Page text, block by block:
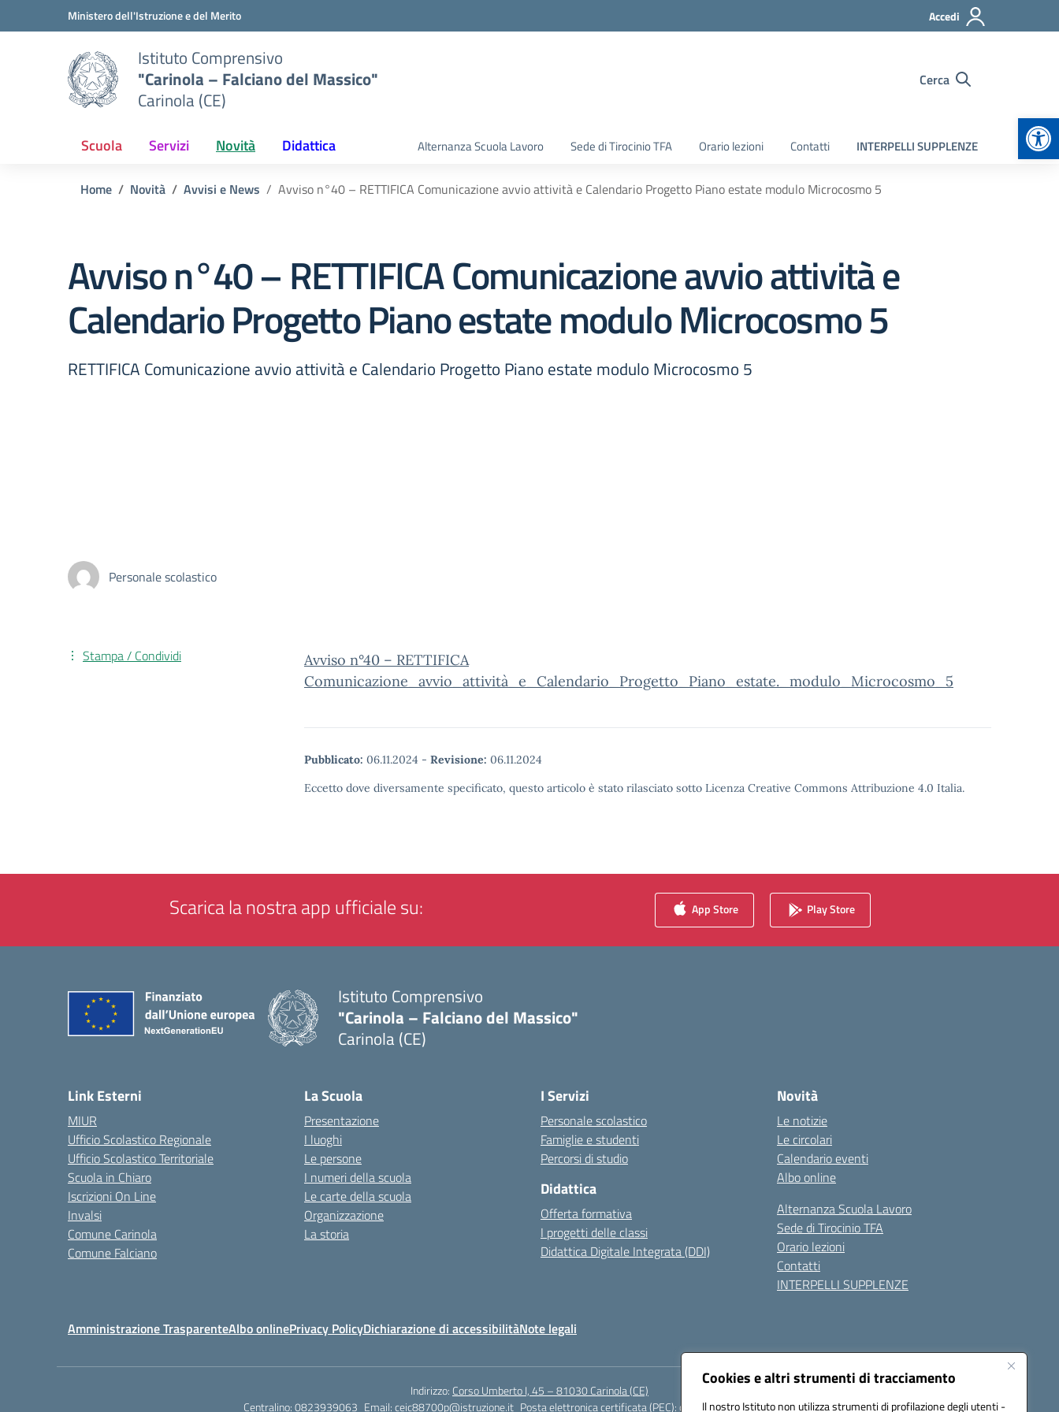
Cookies e altri strumenti di tracciamento
Il nostro Istituto non utilizza strumenti di profilazione degli utenti -
Vai ai contenuti
Vai al menu di navigazioneMinistero dell'Istruzione e del Merito Accedi
Istituto Comprensivo
"Carinola – Falciano del Massico"
Carinola (CE)
Cerca
Scuola Servizi Novità Didattica Alternanza Scuola Lavoro Sede di Tirocinio TFA Orario lezioni Contatti INTERPELLI SUPPLENZE
Home Novità Avvisi e News Avviso n°40 – RETTIFICA Comunicazione avvio attività e Calendario Progetto Piano estate modulo Microcosmo 5
Avviso n°40 – RETTIFICA Comunicazione avvio attività e
Calendario Progetto Piano estate modulo Microcosmo 5
RETTIFICA Comunicazione avvio attività e Calendario Progetto Piano estate modulo Microcosmo 5
Personale scolastico
Avviso n°40 – RETTIFICA
Comunicazione_avvio_attività_e_Calendario_Progetto_Piano_estate._modulo_Microcosmo_5
Pubblicato: 06.11.2024 - Revisione: 06.11.2024
Eccetto dove diversamente specificato, questo articolo è stato rilasciato sotto Licenza Creative Commons Attribuzione 4.0 Italia.
Stampa / Condividi
Scarica la nostra app ufficiale su: App Store Play Store
Istituto Comprensivo
"Carinola – Falciano del Massico"
Carinola (CE)
Link Esterni
MIUR
Ufficio Scolastico Regionale
Ufficio Scolastico Territoriale
Scuola in Chiaro
Iscrizioni On Line
Invalsi
Comune Carinola
Comune Falciano
La Scuola
Presentazione
I luoghi
Le persone
I numeri della scuola
Le carte della scuola
Organizzazione
La storia
I Servizi
Personale scolastico
Famiglie e studenti
Percorsi di studio
Didattica
Offerta formativa
I progetti delle classi
Didattica Digitale Integrata (DDI)
Novità
Le notizie
Le circolari
Calendario eventi
Albo online
Alternanza Scuola Lavoro
Sede di Tirocinio TFA
Orario lezioni
Contatti
INTERPELLI SUPPLENZE
Amministrazione TrasparenteAlbo onlinePrivacy PolicyDichiarazione di accessibilitàNote legali
Indirizzo: Corso Umberto I, 45 – 81030 Carinola (CE)
Centralino:0823939063 Email:ceic88700p@istruzione.it Posta elettronica certificata (PEC):ceic88700p@pec.istruzione.it